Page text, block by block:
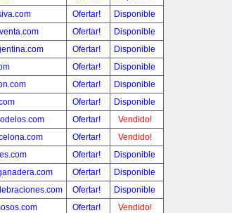
Ofertar!
Disponible
Ofertar!
Disponible
Ofertar!
Disponible
Ofertar!
Disponible
Ofertar!
Disponible
Ofertar!
Disponible
Ofertar!
Vendido!
Ofertar!
Vendido!
Ofertar!
Disponible
Ofertar!
Disponible
Ofertar!
Disponible
Ofertar!
Vendido!